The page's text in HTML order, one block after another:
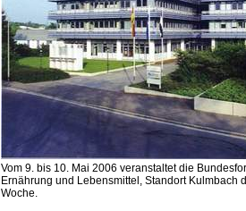
Vom 9. bis 10. Mai 2006 veranstaltet die
Ernährung und Lebensmittel, Standort Kulmbach
Woche.